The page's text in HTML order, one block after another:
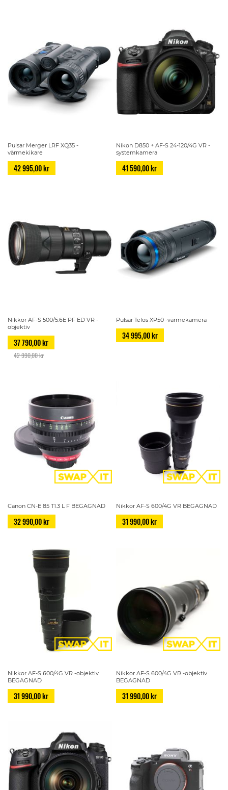
Pulsar Merger LRF XQ35 -
värmekikare
42 995,00 kr
Nikon D850 + AF-S 24-120/4G VR -
systemkamera
41 590,00 kr
Nikkor AF-S 500/5.6E PF ED VR -
objektiv
37 790,00 kr
42 990,00 kr
Pulsar Telos XP50 -värmekamera
34 995,00 kr
Canon CN-E 85 T1.3 L F BEGAGNAD
32 990,00 kr
Nikkor AF-S 600/4G VR BEGAGNAD
31 990,00 kr
Nikkor AF-S 600/4G VR -objektiv
BEGAGNAD
31 990,00 kr
Nikkor AF-S 600/4G VR -objektiv
BEGAGNAD
31 990,00 kr